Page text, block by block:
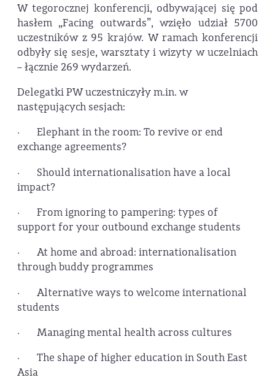
W tegorocznej konferencji, odbywającej się pod
hasłem „Facing outwards”, wzięło udział 5700
uczestników z 95 krajów. W ramach konferencji
odbyły się sesje, warsztaty i wizyty w uczelniach
– łącznie 269 wydarzeń.
Delegatki PW uczestniczyły m.in. w
następujących sesjach:
· Elephant in the room: To revive or end
exchange agreements?
· Should internationalisation have a local
impact?
· From ignoring to pampering: types of
support for your outbound exchange students
· At home and abroad: internationalisation
through buddy programmes
· Alternative ways to welcome international
students
· Managing mental health across cultures
· The shape of higher education in South East
Asia